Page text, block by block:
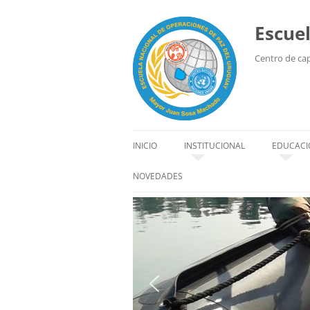
Centro de
INICIO INSTITUCIONAL
SEDE
ORGANIZACIÓN
AUTORIDADES
CÓDIGO DE CONDUCTA
NOVEDADES